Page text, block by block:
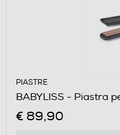
PIASTRE
BABYLISS - Piastra
€ 89,90